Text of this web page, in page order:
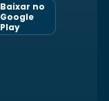
Baixar no
Google
Play